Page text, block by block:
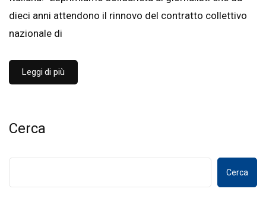
dieci anni attendono il rinnovo del contratto collettivo
nazionale di
Leggi di più
Cerca
Cerca